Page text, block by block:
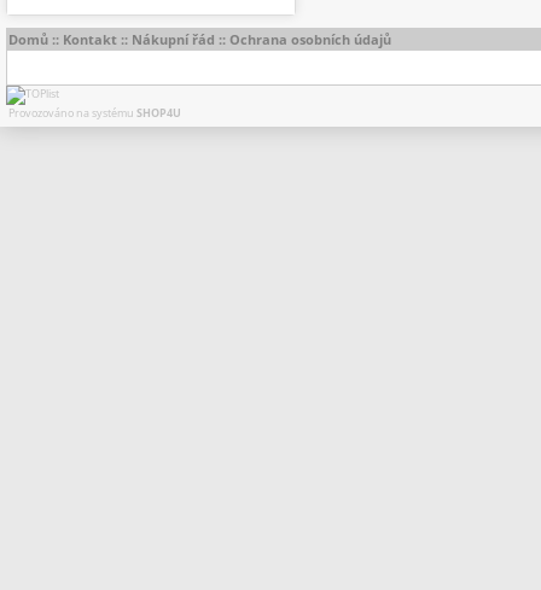
Domů :: Kontakt :: Nákupní řád :: Ochrana osobních údajů
Provozováno na systému SHOP4U